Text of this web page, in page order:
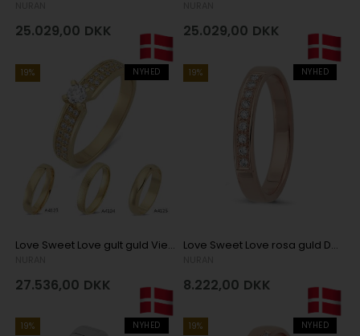
25.029,00 DKK 25.029,00 DKK
NYHED
19%
Love Sweet Love gult guld Vielsesringe med 1 x 0,15 + 32 x 0,005 stk diamanter Wesselton SI
27.536,00 DKK
NYHED
19%
Love Sweet Love rosa guld Damering med 9 x 0,01 ct stk diamanter Wesselton VS
8.222,00 DKK
NYHED
19% NYHED
19%